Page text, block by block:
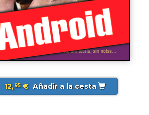
12,95€ Añadir a la cesta